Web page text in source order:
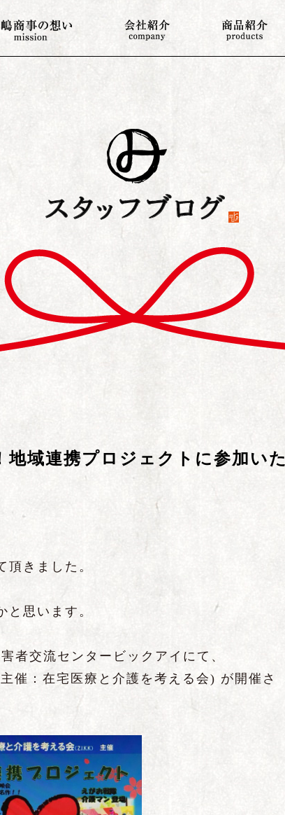
域連携プロジェクトに参加いた
きました。
と思います。
者交流センタービックアイにて、
催：在宅医療と介護を考える会) が開催さ